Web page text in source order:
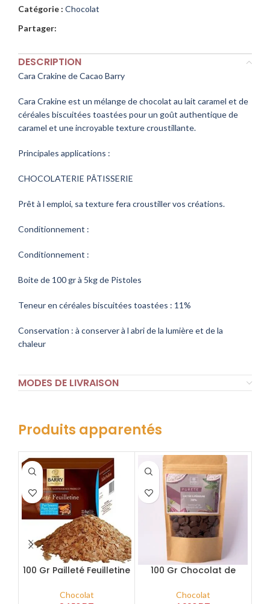
Catégorie : Chocolat
Partager:
DESCRIPTION
Cara Crakine de Cacao Barry
Cara Crakine est un mélange de chocolat au lait caramel et de
céréales biscuitées toastées pour un goût authentique de
caramel et une incroyable texture croustillante.
Principales applications :
CHOCOLATERIE PÂTISSERIE
Prêt à l emploi, sa texture fera croustiller vos créations.
Conditionnement :
Conditionnement :
Boite de 100 gr à 5kg de Pistoles
Teneur en céréales biscuitées toastées : 11%
Conservation : à conserver à l abri de la lumière et de la
chaleur
MODES DE LIVRAISON
Produits apparentés
100 Gr Pailleté Feuilletine
Chocolat
100 Gr Chocolat de
Chocolat